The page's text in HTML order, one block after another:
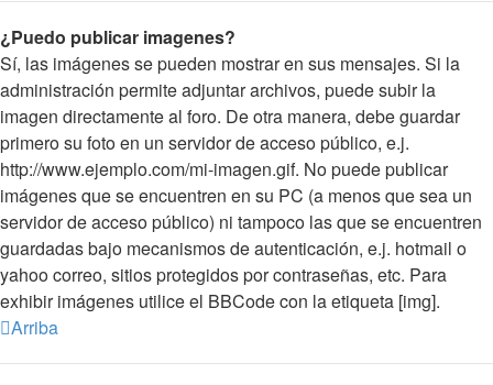
¿Puedo publicar imagenes?
Sí, las imágenes se pueden mostrar en sus mensajes. Si la
administración permite adjuntar archivos, puede subir la
imagen directamente al foro. De otra manera, debe guardar
primero su foto en un servidor de acceso público, e.j.
http://www.ejemplo.com/mi-imagen.gif. No puede publicar
imágenes que se encuentren en su PC (a menos que sea un
servidor de acceso público) ni tampoco las que se encuentren
guardadas bajo mecanismos de autenticación, e.j. hotmail o
yahoo correo, sitios protegidos por contraseñas, etc. Para
exhibir imágenes utilice el BBCode con la etiqueta [img].
Arriba